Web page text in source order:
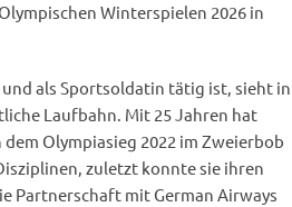
Winterspielen 2026 in
als Sportsoldatin tätig ist, sieht in
Laufbahn. Mit 25 Jahren hat
Olympiasieg 2022 im Zweierbob
zuletzt konnte sie ihren
Partnerschaft mit German Airways